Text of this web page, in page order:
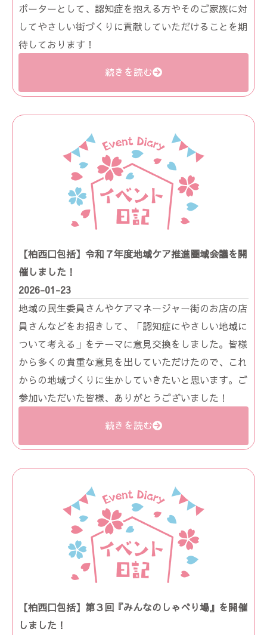
ポーターとして、認知症を抱える方やそのご家族に対
してやさしい街づくりに貢献していただけることを期
待しております！
続きを読む
【柏西口包括】令和７年度地域ケア推進圏域会議を開
催しました！
2026-01-23
地域の民生委員さんやケアマネージャー街のお店の店
員さんなどをお招きして、「認知症にやさしい地域に
ついて考える」をテーマに意見交換をしました。皆様
から多くの貴重な意見を出していただけたので、これ
からの地域づくりに生かしていきたいと思います。ご
参加いただいた皆様、ありがとうございました！
続きを読む
【柏西口包括】第３回『みんなのしゃべり場』を開催
しました！